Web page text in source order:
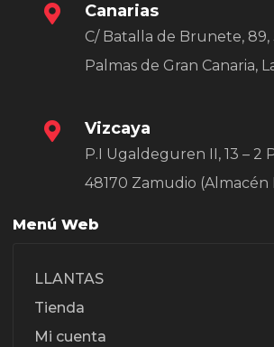
Canarias
C/ Batalla de Brunete, 89,
Palmas de Gran Canaria,
Vizcaya
P.I Ugaldeguren II, 13 – 2
48170 Zamudio
Menú Web
LLANTAS
Tienda
Mi cuenta